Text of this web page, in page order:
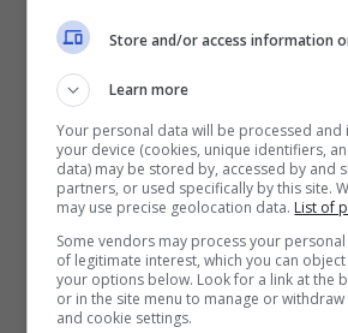
nostro approfondimento sul
hanno bisogno della
miglior allarme mattutino è
cagnolino Corgi
Store and/or access information
Learn more
Your personal data will be processed
your device (cookies, unique identifiers,
data) may be stored by, accessed by and
partners, or used specifically by this site.
may use precise geolocation data. List of
Some vendors may process your
of legitimate interest, which you can
your options below. Look for a link at the
or in the site menu to manage or
and cookie settings.